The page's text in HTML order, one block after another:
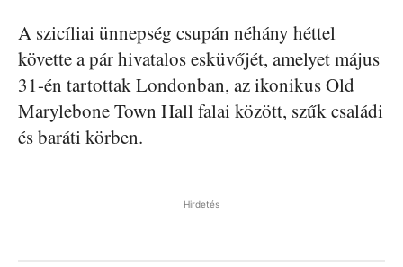
A szicíliai ünnepség csupán néhány héttel
követte a pár hivatalos esküvőjét, amelyet május
31-én tartottak Londonban, az ikonikus Old
Marylebone Town Hall falai között, szűk családi
és baráti körben.
Hirdetés